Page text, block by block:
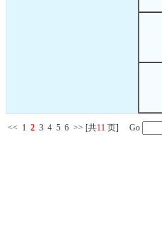
<< 1 2 3 4 5 6 >> [共11 页] Go